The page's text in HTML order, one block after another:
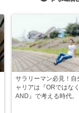
サラリーマン必見！自
ャリアは『ORではな
AND』で考える時代。